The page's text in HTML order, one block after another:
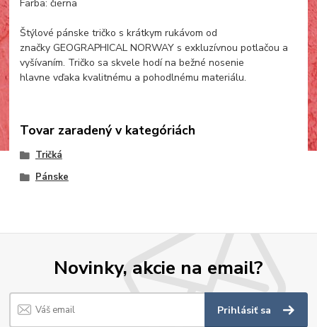
Farba: čierna
Štýlové pánske tričko s krátkym rukávom od
značky GEOGRAPHICAL NORWAY s exkluzívnou potlačou a
vyšívaním. Tričko sa skvele hodí na bežné nosenie
hlavne vďaka kvalitnému a pohodlnému materiálu.
Tovar zaradený v kategóriách
Tričká
Pánske
Novinky, akcie na email?
Prihlásiť sa